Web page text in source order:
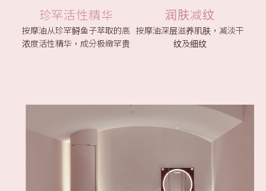
珍罕活性精华
按摩油从珍罕鲟鱼子萃取的高
浓度活性精华，成分极緻罕贵
润肤减纹
按摩油深层滋养肌肤，减淡干
纹及细纹